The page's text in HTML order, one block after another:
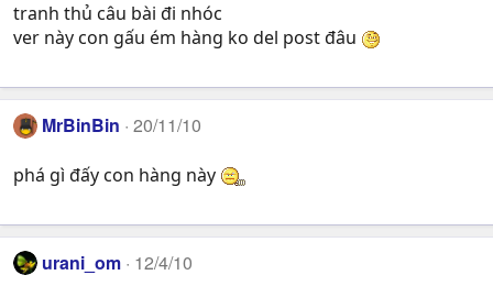
tranh thủ câu bài đi nhóc
ver này con gấu ém hàng ko del post đâu
MrBinBin 20/11/10
phá gì đấy con hàng này
urani_om 12/4/10